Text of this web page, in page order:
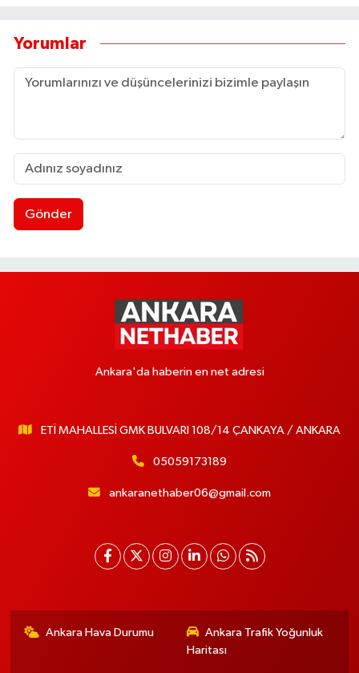
Yorumlar
Gönder
Ankara'da haberin en net adresi
ETİ MAHALLESİ GMK BULVARI 108/14 ÇANKAYA / ANKARA
05059173189
ankaranethaber06@gmail.com
Ankara Hava Durumu
Ankara Trafik Yoğunluk
Haritası